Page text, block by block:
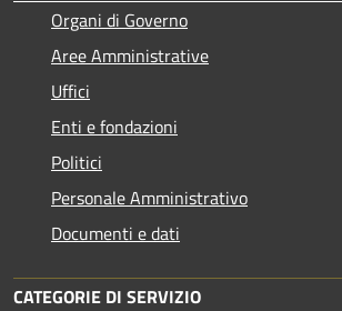
Organi di Governo
Aree Amministrative
Uffici
Enti e fondazioni
Politici
Personale Amministrativo
Documenti e dati
CATEGORIE DI SERVIZIO